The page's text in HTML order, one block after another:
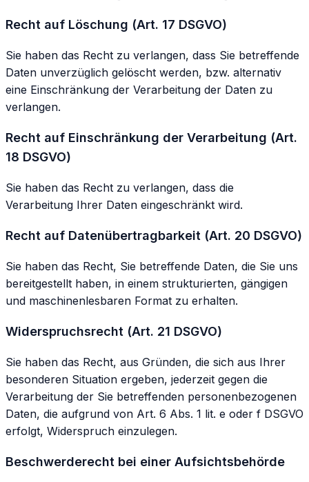
Recht auf Löschung (Art. 17 DSGVO)
Sie haben das Recht zu verlangen, dass Sie betreffende
Daten unverzüglich gelöscht werden, bzw. alternativ
eine Einschränkung der Verarbeitung der Daten zu
verlangen.
Recht auf Einschränkung der Verarbeitung (Art.
18 DSGVO)
Sie haben das Recht zu verlangen, dass die
Verarbeitung Ihrer Daten eingeschränkt wird.
Recht auf Datenübertragbarkeit (Art. 20 DSGVO)
Sie haben das Recht, Sie betreffende Daten, die Sie uns
bereitgestellt haben, in einem strukturierten, gängigen
und maschinenlesbaren Format zu erhalten.
Widerspruchsrecht (Art. 21 DSGVO)
Sie haben das Recht, aus Gründen, die sich aus Ihrer
besonderen Situation ergeben, jederzeit gegen die
Verarbeitung der Sie betreffenden personenbezogenen
Daten, die aufgrund von Art. 6 Abs. 1 lit. e oder f DSGVO
erfolgt, Widerspruch einzulegen.
Beschwerderecht bei einer Aufsichtsbehörde